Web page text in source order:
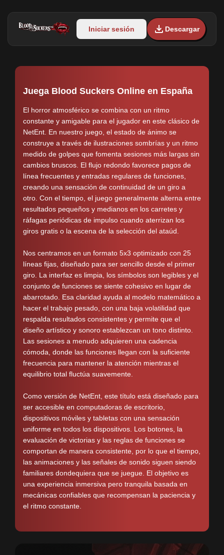
Iniciar sesión Descargar
Juega Blood Suckers Online en España
El horror atmosférico se combina con un ritmo
constante y amigable para el jugador en este clásico de
NetEnt. En nuestro juego, el estado de ánimo se
construye a través de ilustraciones sombrías y un ritmo
medido de golpes que fomenta sesiones más largas sin
cambios bruscos. El flujo redondo favorece pagos de
línea frecuentes y entradas regulares de funciones,
creando una sensación de continuidad de un giro a
otro. Con el tiempo, el juego generalmente alterna entre
resultados pequeños y medianos en los carretes y
ráfagas periódicas de impulso cuando aterrizan los
giros gratis o la escena de la selección del ataúd.
Nos centramos en un formato 5x3 optimizado con 25
líneas fijas, diseñado para ser sencillo desde el primer
giro. La interfaz es limpia, los símbolos son legibles y el
conjunto de funciones se siente cohesivo en lugar de
abarrotado. Esa claridad ayuda al modelo matemático a
hacer el trabajo pesado, con una baja volatilidad que
respalda resultados consistentes y permite que el
diseño artístico y sonoro establezcan un tono distinto.
Las sesiones a menudo adquieren una cadencia
cómoda, donde las funciones llegan con la suficiente
frecuencia para mantener la atención mientras el
equilibrio total fluctúa suavemente.
Como versión de NetEnt, este título está diseñado para
ser accesible en computadoras de escritorio,
dispositivos móviles y tabletas con una sensación
uniforme en todos los dispositivos. Los botones, la
evaluación de victorias y las reglas de funciones se
comportan de manera consistente, por lo que el tiempo,
las animaciones y las señales de sonido siguen siendo
familiares dondequiera que se juegue. El objetivo es
una experiencia inmersiva pero tranquila basada en
mecánicas confiables que recompensan la paciencia y
el ritmo constante.